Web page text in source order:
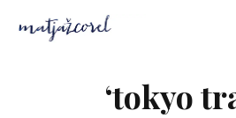
‘tokyo